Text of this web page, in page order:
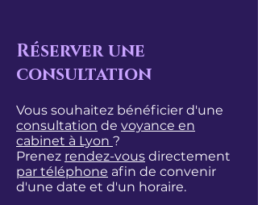
Réserver une
consultation
Vous souhaitez bénéficier d'une
consultation de voyance en
cabinet à Lyon ?
Prenez rendez-vous directement
par téléphone afin de convenir
d'une date et d'un horaire.